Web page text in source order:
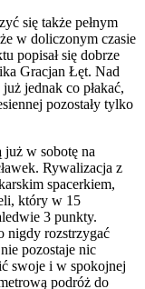
się także pełnym
w doliczonym czasie
popisał się dobrze
Gracjan Łęt. Nad
jednak co płakać,
pozostały tylko
w sobotę na
Rywalizacja z
spacerkiem,
który w 15
3 punkty.
nigdy rozstrzygać
pozostaje nic
swoje i w spokojnej
podróż do